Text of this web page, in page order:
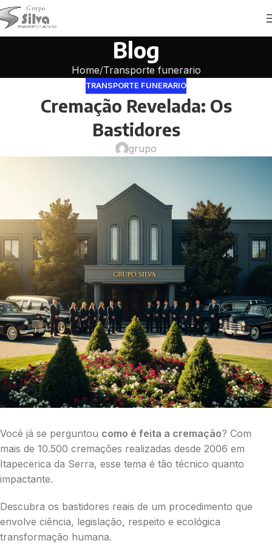
Blog
Home Transporte funerario
TRANSPORTE FUNERARIO
Cremação Revelada: Os
Bastidores
grupo
Você já se perguntou como é feita a cremação? Com
mais de 10.500 cremações realizadas desde 2006 em
Itapecerica da Serra, esse tema é tão técnico quanto
impactante.
Descubra os bastidores reais de um procedimento que
envolve ciência, legislação, respeito e ecológica
transformação humana.